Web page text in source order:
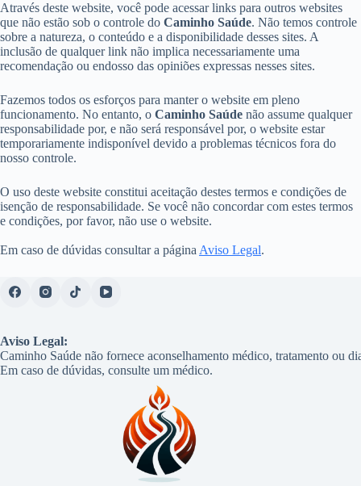
Através deste website, você pode acessar links para outros websites
que não estão sob o controle do Caminho Saúde. Não temos controle
sobre a natureza, o conteúdo e a disponibilidade desses sites. A
inclusão de qualquer link não implica necessariamente uma
recomendação ou endosso das opiniões expressas nesses sites.
Fazemos todos os esforços para manter o website em pleno
funcionamento. No entanto, o Caminho Saúde não assume qualquer
responsabilidade por, e não será responsável por, o website estar
temporariamente indisponível devido a problemas técnicos fora do
nosso controle.
O uso deste website constitui aceitação destes termos e condições de
isenção de responsabilidade. Se você não concordar com estes termos
e condições, por favor, não use o website.
Em caso de dúvidas consultar a página Aviso Legal.
Aviso Legal:
Caminho Saúde não fornece aconselhamento médico, tratamento ou
Em caso de dúvidas, consulte um médico.